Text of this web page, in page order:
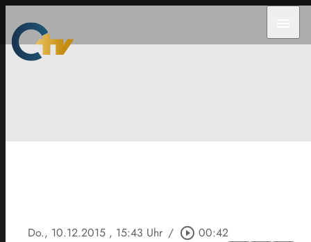
Do., 10.12.2015 , 15:43 Uhr / play_circle_outline 00:42